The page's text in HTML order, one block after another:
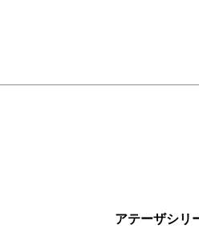
アテーザシ